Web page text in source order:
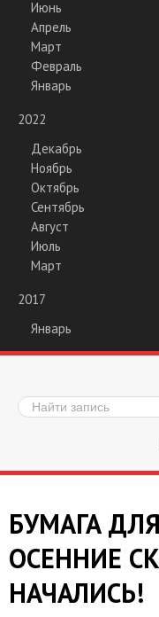
Июнь
Апрель
Март
Февраль
Январь
2022
Декабрь
Ноябрь
Октябрь
Сентябрь
Август
Июль
Март
2017
Январь
БУМАГА
ОСЕННИЕ
НАЧАЛИСЬ!